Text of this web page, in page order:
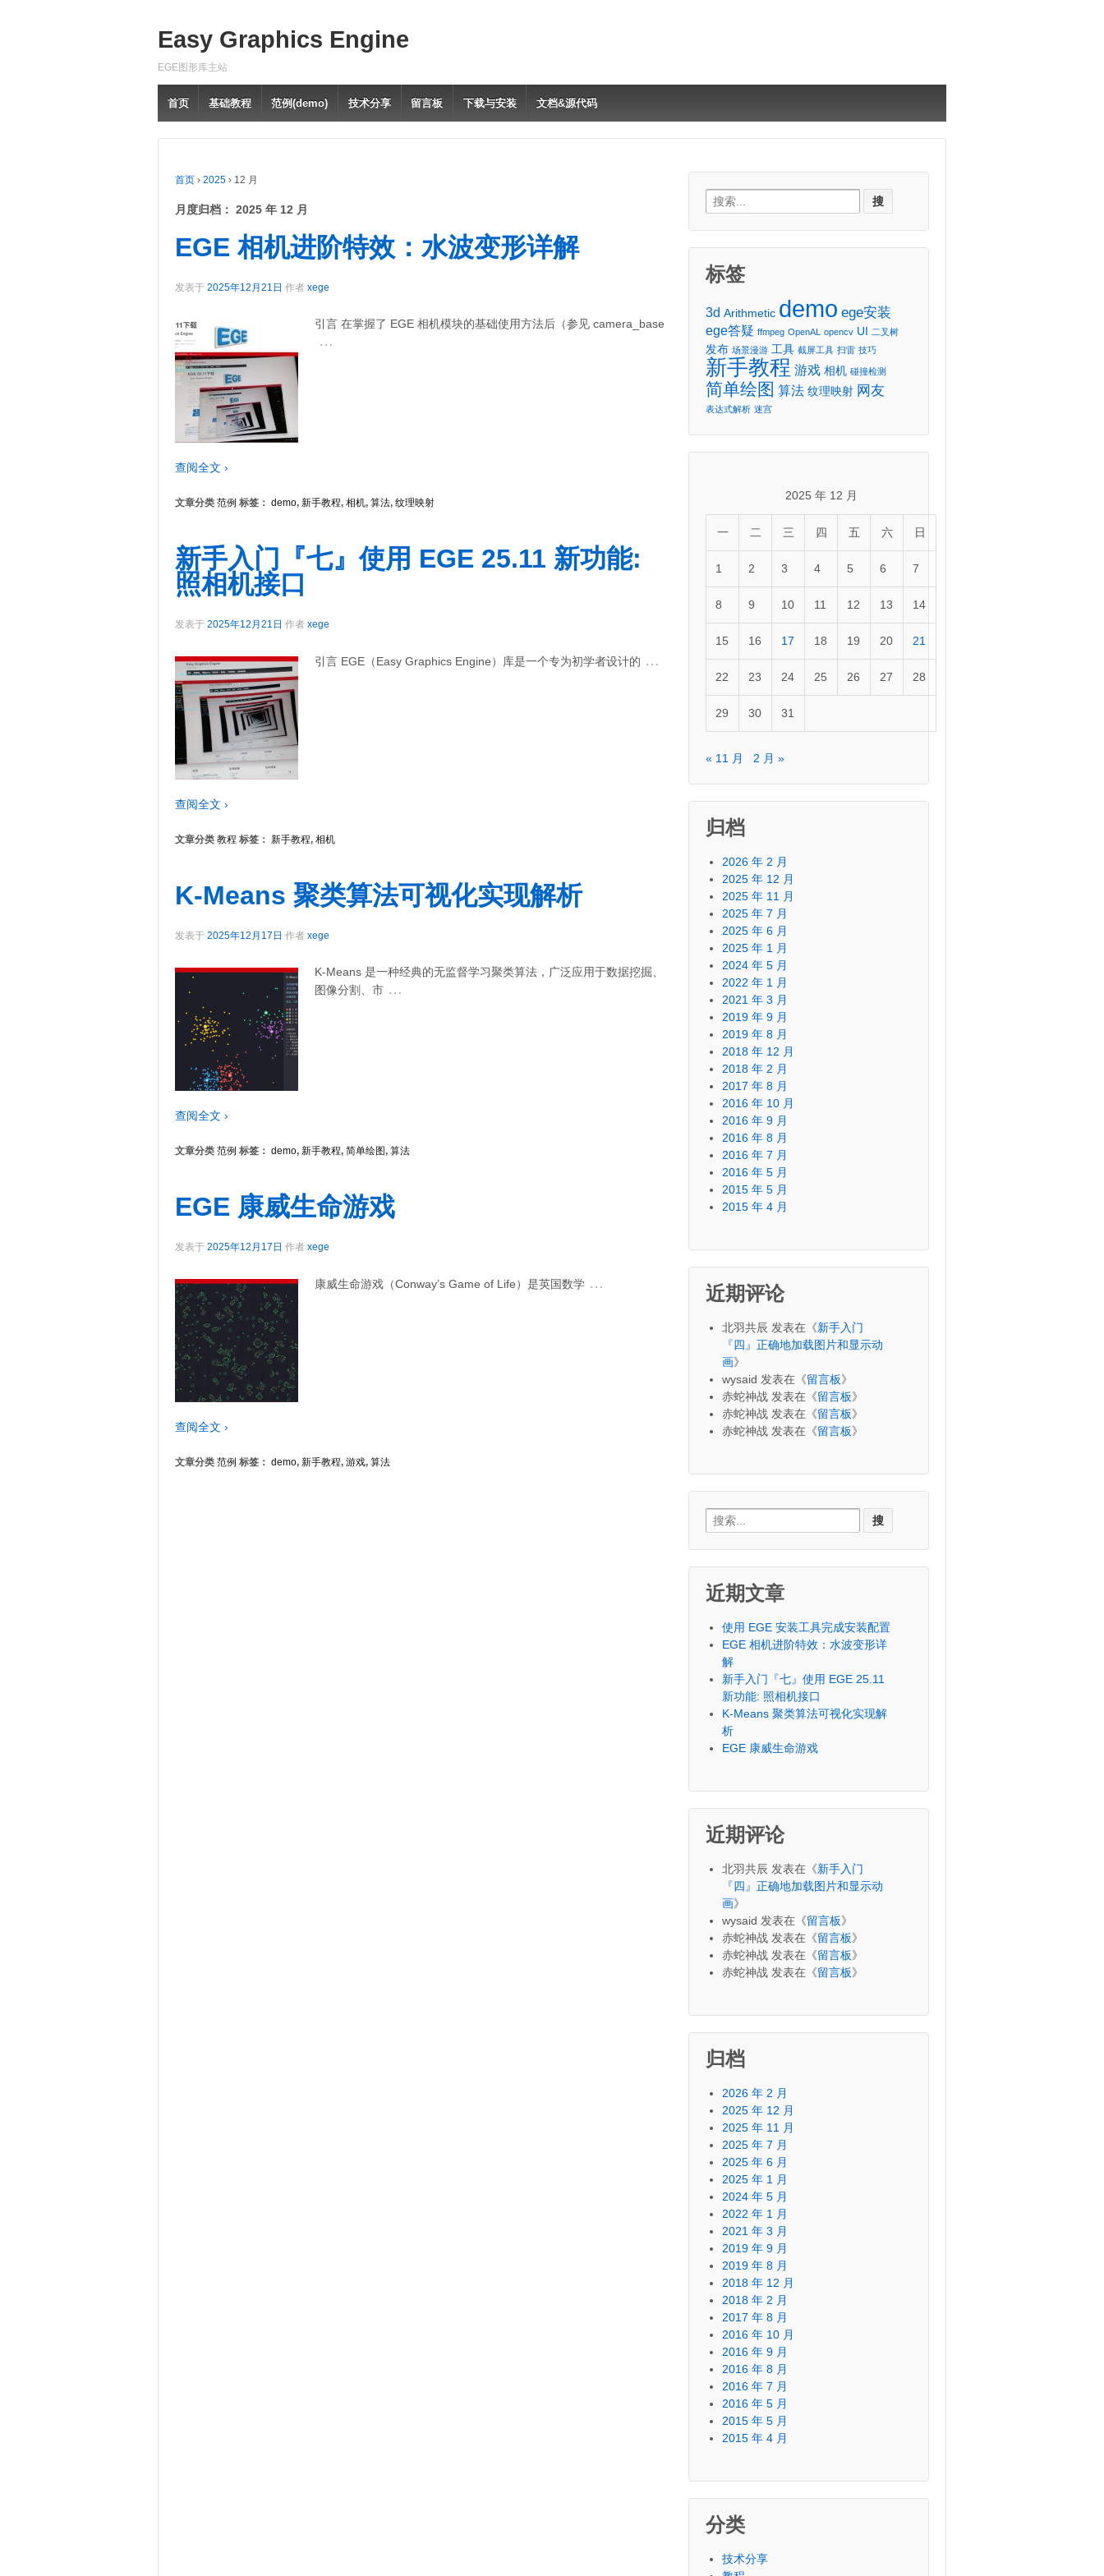
Easy Graphics Engine
EGE图形库主站
首页 基础教程 范例(demo) 技术分享 留言板 下载与安装 文档&源代码
首页 › 2025 › 12 月
月度归档： 2025 年 12 月
EGE 相机进阶特效：水波变形详解
发表于 2025年12月21日 作者 xege
引言 在掌握了 EGE 相机模块的基础使用方法后（参见 camera_base
…
查阅全文 ›
文章分类 范例 标签： demo, 新手教程, 相机, 算法, 纹理映射
新手入门『七』使用 EGE 25.11 新功能:
照相机接口
发表于 2025年12月21日 作者 xege
引言 EGE（Easy Graphics Engine）库是一个专为初学者设计的 …
查阅全文 ›
文章分类 教程 标签： 新手教程, 相机
K-Means 聚类算法可视化实现解析
发表于 2025年12月17日 作者 xege
K-Means 是一种经典的无监督学习聚类算法，广泛应用于数据挖掘、
图像分割、市 …
查阅全文 ›
文章分类 范例 标签： demo, 新手教程, 简单绘图, 算法
EGE 康威生命游戏
发表于 2025年12月17日 作者 xege
康威生命游戏（Conway’s Game of Life）是英国数学 …
查阅全文 ›
文章分类 范例 标签： demo, 新手教程, 游戏, 算法
Search
for:
标签
3d Arithmetic demo ege安装
ege答疑 ffmpeg OpenAL opencv UI 二叉树
发布 场景漫游 工具 截屏工具 扫雷 技巧
新手教程 游戏 相机 碰撞检测
简单绘图 算法 纹理映射 网友
表达式解析 迷宫
2025 年 12 月
一 二 三 四 五 六 日
1 2 3 4 5 6 7
8 9 10 11 12 13 14
15 16 17 18 19 20 21
22 23 24 25 26 27 28
29 30 31
« 11 月 2 月 »
归档
2026 年 2 月
2025 年 12 月
2025 年 11 月
2025 年 7 月
2025 年 6 月
2025 年 1 月
2024 年 5 月
2022 年 1 月
2021 年 3 月
2019 年 9 月
2019 年 8 月
2018 年 12 月
2018 年 2 月
2017 年 8 月
2016 年 10 月
2016 年 9 月
2016 年 8 月
2016 年 7 月
2016 年 5 月
2015 年 5 月
2015 年 4 月
近期评论
北羽共辰 发表在《新手入门
『四』正确地加载图片和显示动
画》
wysaid 发表在《留言板》
赤蛇神战 发表在《留言板》
赤蛇神战 发表在《留言板》
赤蛇神战 发表在《留言板》
Search
for:
近期文章
使用 EGE 安装工具完成安装配置
EGE 相机进阶特效：水波变形详
解
新手入门『七』使用 EGE 25.11
新功能: 照相机接口
K-Means 聚类算法可视化实现解
析
EGE 康威生命游戏
近期评论
北羽共辰 发表在《新手入门
『四』正确地加载图片和显示动
画》
wysaid 发表在《留言板》
赤蛇神战 发表在《留言板》
赤蛇神战 发表在《留言板》
赤蛇神战 发表在《留言板》
归档
2026 年 2 月
2025 年 12 月
2025 年 11 月
2025 年 7 月
2025 年 6 月
2025 年 1 月
2024 年 5 月
2022 年 1 月
2021 年 3 月
2019 年 9 月
2019 年 8 月
2018 年 12 月
2018 年 2 月
2017 年 8 月
2016 年 10 月
2016 年 9 月
2016 年 8 月
2016 年 7 月
2016 年 5 月
2015 年 5 月
2015 年 4 月
分类
技术分享